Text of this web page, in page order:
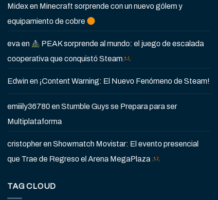
Midexen Minecraft sorprende con un nuevo gólem y
equipamiento de cobre
evaen
PEAK sorprende al mundo: el juego de escalada
cooperativa que conquistó Steam
Edwinen ¡Content Warning: El Nuevo Fenómeno de Steam!
emiiily36780enStumble Guys se Prepara para ser
Multiplataforma
cristopherenShowmatch Movistar: El evento presencial
que Trae de Regreso el Arena MegaPlaza
TAG CLOUD